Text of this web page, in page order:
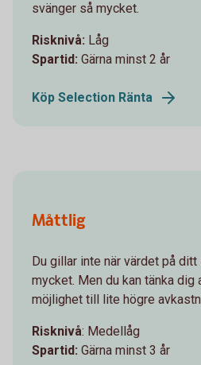
svänger så mycket.
Risknivå: Låg
Spartid: Gärna minst 2 år
Köp Selection Ränta
Måttlig
Du gillar inte när värdet på
mycket. Men du kan tänka
möjlighet till lite högre
Risknivå: Medellåg
Spartid: Gärna minst 3 år